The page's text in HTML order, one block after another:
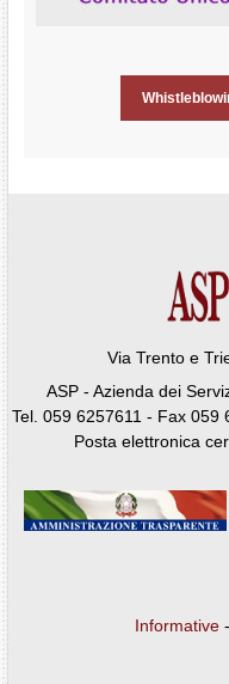
Via Trento e
ASP - Azienda dei
Tel. 059 6257611 - Fax 059
Posta elettronica
Informative -